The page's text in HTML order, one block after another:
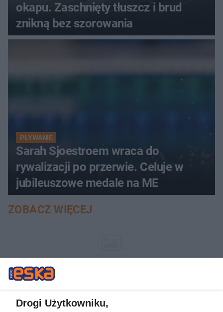
okapu. Zaschnięty tłuszcz i brud
znikną bez szorowania
PŁYWANIE
Sarah Sjoestroem wraca do
rywalizacji po przerwie. Celuje w
jubileuszowe medale na ME
ZOBACZ WIĘCEJ
Drogi Użytkowniku,